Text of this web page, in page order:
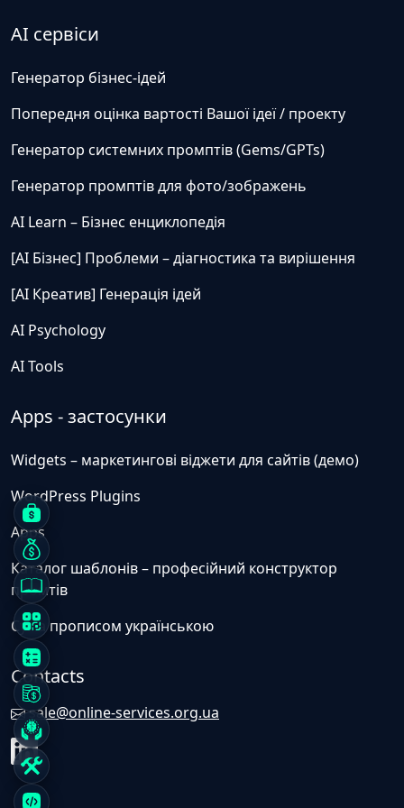
AI сервіси
Генератор бізнес-ідей
Попередня оцінка вартості Вашої ідеї / проекту
Генератор системних промптів (Gems/GPTs)
Генератор промптів для фото/зображень
AI Learn – Бізнес енциклопедія
[AI Бізнес] Проблеми – діагностика та вирішення
[AI Креатив] Генерація ідей
AI Psychology
AI Tools
Apps - застосунки
Widgets – маркетингові віджети для сайтів (демо)
WordPress Plugins
Apps
Каталог шаблонів – професійний конструктор
промтів
Сума прописом українською
Contacts
sale@online-services.org.ua